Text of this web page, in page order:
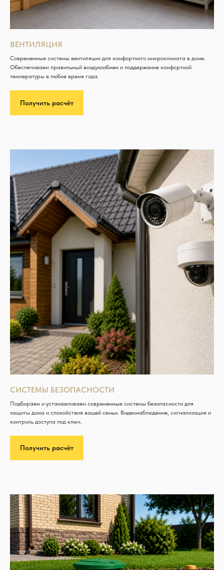
ВЕНТИЛЯЦИЯ
Современные системы вентиляции для комфортного микроклимата в доме.
Обеспечиваем правильный воздухообмен и поддержание комфортной
температуры в любое время года.
Получить расчёт
СИСТЕМЫ БЕЗОПАСНОСТИ
Подбираем и устанавливаем современные системы безопасности для
защиты дома и спокойствия вашей семьи. Видеонаблюдение, сигнализация и
контроль доступа под ключ.
Получить расчёт